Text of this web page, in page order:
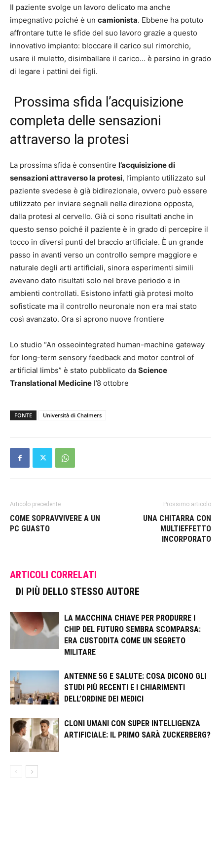
Il paziente svolge un lavoro delicato ma anche
impegnativo poiché è un camionista. Ebbene ha potuto
affrontare tutte le sfide del suo lavoro grazie a questo
innovativo impianto: bloccare il carico sul rimorchio,
usare il muletto, disimballare il carico… è persino in grado
di legare i pattini dei figli.
Prossima sfida l’acquisizione
completa delle sensazioni
attraverso la protesi
La prossima sfida è consentire l’acquisizione di
sensazioni attraverso la protesi, l’impianto utilizzato sul
paziente svedese è già bidirezionale, ovvero può essere
utilizzato per inviare segnali nella direzione opposta,
dalla protesi al cervello. Già ci sono risultati anche in
questo senso poiché il paziente è in grado di percepire il
tocco in diversi punti del braccio artificiale. È un grande
passo in avanti verso un controllo sempre maggiore e
naturale degli arti artificiali, sinora esperimenti simili
avevano dato risultati solo nel breve periodo e in
ambienti controllati. Esistono infatti già protesi molto
sofisticate ma il controllo neuronale non era mai stato
così avanzato. Ora si aprono nuove frontiere
Lo studio “An osseointegrated human-machine gateway
for long-term sensory feedback and motor control of
artificial limbs” è stato pubblicato da Science
Translational Medicine l’8 ottobre
FONTE Università di Chalmers
Articolo precedente
COME SOPRAVVIVERE A UN
PC GUASTO
Prossimo articolo
UNA CHITARRA CON
MULTIEFFETTO
INCORPORATO
ARTICOLI CORRELATI
DI PIÙ DELLO STESSO AUTORE
LA MACCHINA CHIAVE PER PRODURRE I
CHIP DEL FUTURO SEMBRA SCOMPARSA:
ERA CUSTODITA COME UN SEGRETO
MILITARE
ANTENNE 5G E SALUTE: COSA DICONO GLI
STUDI PIÙ RECENTI E I CHIARIMENTI
DELL’ORDINE DEI MEDICI
CLONI UMANI CON SUPER INTELLIGENZA
ARTIFICIALE: IL PRIMO SARÀ ZUCKERBERG?